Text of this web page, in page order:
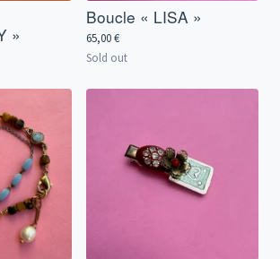
»
Boucle « LISA »
65,00€
Sold out